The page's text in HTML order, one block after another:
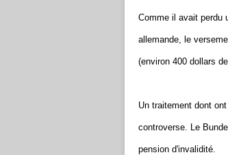
Comme il avait perdu
allemande, le
(environ 400 dollars
Un traitement dont
controverse. Le
pension d'invalidité.